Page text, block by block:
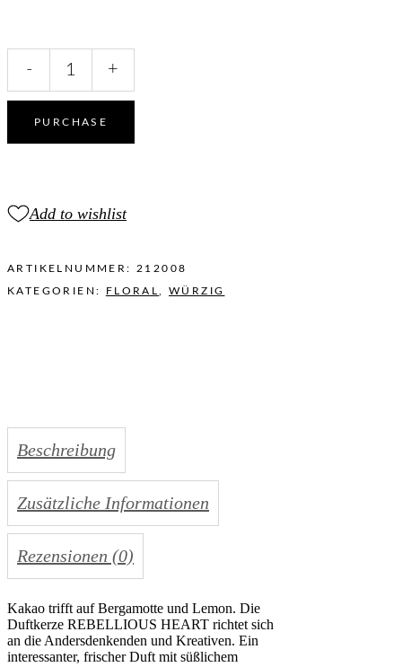
HEART
quantity
- +
PURCHASE
Add to wishlist
ARTIKELNUMMER: 212008
KATEGORIEN: FLORAL ,WÜRZIG
Beschreibung
Zusätzliche Informationen
Rezensionen (0)
Kakao trifft auf Bergamotte und Lemon. Die
Duftkerze REBELLIOUS HEART richtet sich
an die Andersdenkenden und Kreativen. Ein
interessanter, frischer Duft mit süßlichem